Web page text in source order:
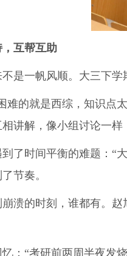
互帮互助
是一帆风顺。大三下
难的就是西综，知识点
讲解，像小组讨论一样
到了时间平衡的难题：“
节奏。
崩溃的时刻，谁都有。
忆：“考研前两周半夜发